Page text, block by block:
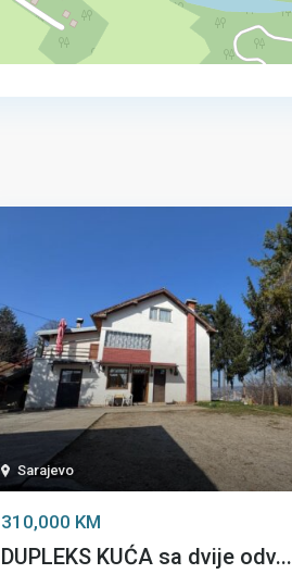
Sarajevo
310,000 KM
DUPLEKS KUĆA sa dvije odv...